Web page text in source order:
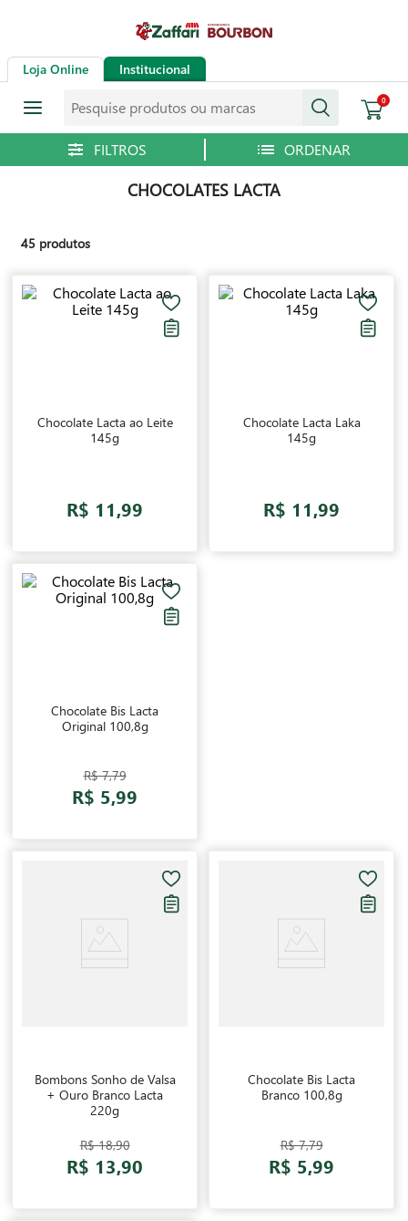
Loja Online Institucional
0
CHOCOLATES LACTA
45 produtos
Chocolate Lacta ao Leite
145g
R$ 11,99
Chocolate Lacta Laka
145g
R$ 11,99
Chocolate Bis Lacta
Original 100,8g
R$ 7,79
R$ 5,99
Bombons Sonho de Valsa
+ Ouro Branco Lacta
220g
R$ 18,90
R$ 13,90
Chocolate Bis Lacta
Branco 100,8g
R$ 7,79
R$ 5,99